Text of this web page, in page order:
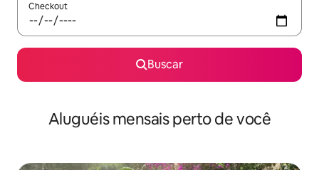
Checkout
Buscar
Aluguéis mensais perto de você